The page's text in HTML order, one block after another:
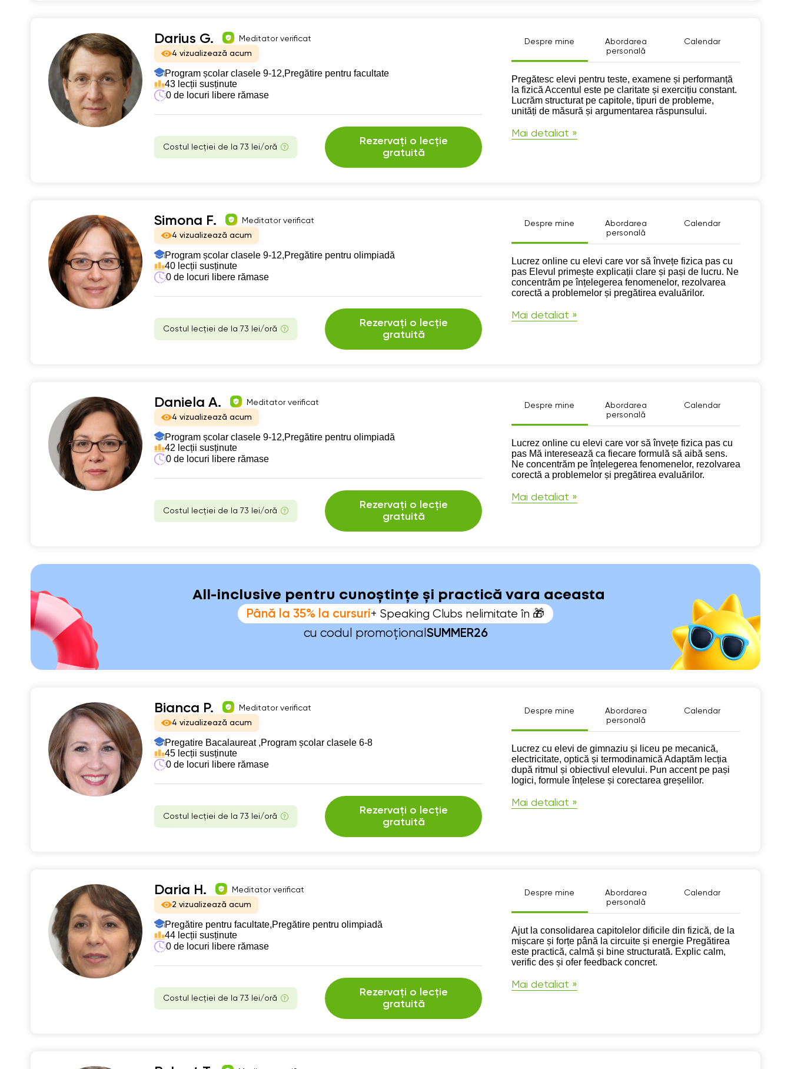
Darius G.
Meditator verificat
4 vizualizează acum
Program școlar clasele 9-12,Pregătire pentru facultate
43 lecții susținute
0 de locuri libere rămase
Costul lecției de la 73 lei/oră
Rezervați o lecție
gratuită
Despre mine
Abordarea
personală
Calendar
Despre mine
Pregătesc elevi pentru teste, examene și performanță
la fizică Accentul este pe claritate și exercițiu constant.
Lucrăm structurat pe capitole, tipuri de probleme,
unități de măsură și argumentarea răspunsului.
Mai detaliat »
Simona F.
Meditator verificat
4 vizualizează acum
Program școlar clasele 9-12,Pregătire pentru olimpiadă
40 lecții susținute
0 de locuri libere rămase
Costul lecției de la 73 lei/oră
Rezervați o lecție
gratuită
Despre mine
Abordarea
personală
Calendar
Despre mine
Lucrez online cu elevi care vor să învețe fizica pas cu
pas Elevul primește explicații clare și pași de lucru. Ne
concentrăm pe înțelegerea fenomenelor, rezolvarea
corectă a problemelor și pregătirea evaluărilor.
Mai detaliat »
Daniela A.
Meditator verificat
4 vizualizează acum
Program școlar clasele 9-12,Pregătire pentru olimpiadă
42 lecții susținute
0 de locuri libere rămase
Costul lecției de la 73 lei/oră
Rezervați o lecție
gratuită
Despre mine
Abordarea
personală
Calendar
Despre mine
Lucrez online cu elevi care vor să învețe fizica pas cu
pas Mă interesează ca fiecare formulă să aibă sens.
Ne concentrăm pe înțelegerea fenomenelor, rezolvarea
corectă a problemelor și pregătirea evaluărilor.
Mai detaliat »
All-inclusive pentru cunoștințe și practică vara aceasta
Până la 35% la cursuri+ Speaking Clubs nelimitate în 🎁
cu codul promoțional SUMMER26
Bianca P.
Meditator verificat
4 vizualizează acum
Pregatire Bacalaureat ,Program școlar clasele 6-8
45 lecții susținute
0 de locuri libere rămase
Costul lecției de la 73 lei/oră
Rezervați o lecție
gratuită
Despre mine
Abordarea
personală
Calendar
Despre mine
Lucrez cu elevi de gimnaziu și liceu pe mecanică,
electricitate, optică și termodinamică Adaptăm lecția
după ritmul și obiectivul elevului. Pun accent pe pași
logici, formule înțelese și corectarea greșelilor.
Mai detaliat »
Daria H.
Meditator verificat
2 vizualizează acum
Pregătire pentru facultate,Pregătire pentru olimpiadă
44 lecții susținute
0 de locuri libere rămase
Costul lecției de la 73 lei/oră
Rezervați o lecție
gratuită
Despre mine
Abordarea
personală
Calendar
Despre mine
Ajut la consolidarea capitolelor dificile din fizică, de la
mișcare și forțe până la circuite și energie Pregătirea
este practică, calmă și bine structurată. Explic calm,
verific des și ofer feedback concret.
Mai detaliat »